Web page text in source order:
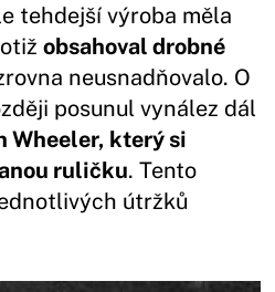
tehdejší výroba měla
obsahoval drobné
neusnadňovalo. O
posunul vynález dál
Wheeler, který si
ruličku. Tento
útržků